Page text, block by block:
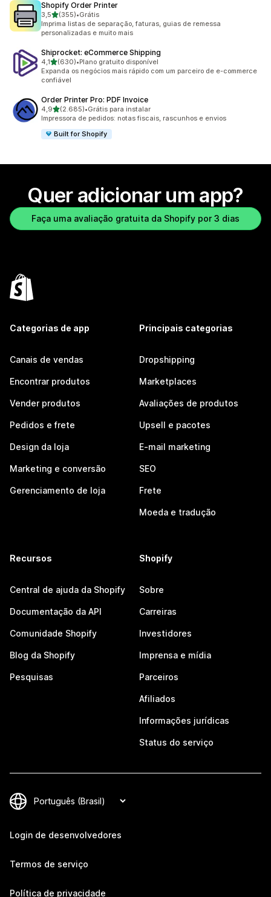
Shopify Order Printer
3,5de 5 estrelas
(355)
355 avaliações ao todo
•Grátis
Imprima listas de separação, faturas, guias de remessa
personalizadas e muito mais
Shiprocket: eCommerce Shipping
4,1de 5 estrelas
(630)
630 avaliações ao todo
•Plano gratuito disponível
Expanda os negócios mais rápido com um parceiro de e-commerce
confiável
Order Printer Pro: PDF Invoice
4,9de 5 estrelas
(2.685)
2685 avaliações ao todo
•Grátis para instalar
Impressora de pedidos: notas fiscais, rascunhos e envios
Built for Shopify
Quer adicionar um app?
Faça uma avaliação gratuita da Shopify por 3 dias
Categorias de app
Canais de vendas
Encontrar produtos
Vender produtos
Pedidos e frete
Design da loja
Marketing e conversão
Gerenciamento de loja
Principais categorias
Dropshipping
Marketplaces
Avaliações de produtos
Upsell e pacotes
E-mail marketing
SEO
Frete
Moeda e tradução
Recursos
Central de ajuda da Shopify
Documentação da API
Comunidade Shopify
Blog da Shopify
Pesquisas
Shopify
Sobre
Carreiras
Investidores
Imprensa e mídia
Parceiros
Afiliados
Informações jurídicas
Status do serviço
Login de desenvolvedores
Termos de serviço
Política de privacidade